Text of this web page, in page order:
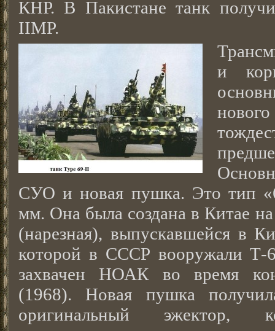
КНР. В Пакистане танк
IIMP.
и
СУО и новая пушка. Это тип
мм. Она была создана в Китае
(нарезная), выпускавшейся в
которой в СССР вооружали Т-
захвачен НОАК во время
(1968). Новая пушка
оригинальный эжектор,